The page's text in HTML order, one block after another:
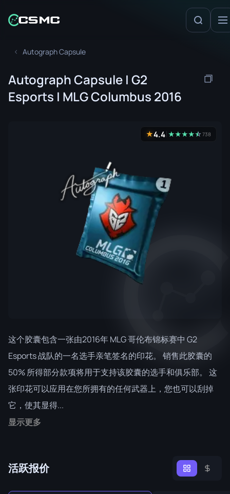
Autograph Capsule
Autograph Capsule | G2
Esports | MLG Columbus 2016
★4.4 ★★★★★
☆738
这个胶囊包含一张由2016年 MLG 哥伦布锦标赛中 G2
Esports 战队的一名选手亲笔签名的印花。 销售此胶囊的
50% 所得部分款项将用于支持该胶囊的选手和俱乐部。 这
张印花可以应用在您所拥有的任何武器上，您也可以刮掉
它，使其显得...
显示更多
活跃报价